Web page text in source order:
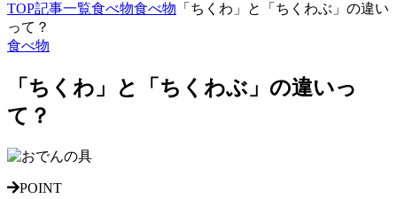
TOP記事一覧食べ物食べ物 「ちくわ」と「ちくわぶ」の違い
って？
食べ物
「ちくわ」と「ちくわぶ」の違いっ
て？
POINT